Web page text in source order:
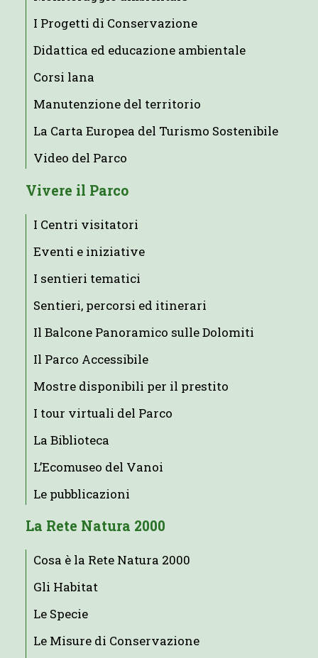
I Progetti di Conservazione
Didattica ed educazione ambientale
Corsi lana
Manutenzione del territorio
La Carta Europea del Turismo Sostenibile
Video del Parco
Vivere il Parco
I Centri visitatori
Eventi e iniziative
I sentieri tematici
Sentieri, percorsi ed itinerari
Il Balcone Panoramico sulle Dolomiti
Il Parco Accessibile
Mostre disponibili per il prestito
I tour virtuali del Parco
La Biblioteca
L’Ecomuseo del Vanoi
Le pubblicazioni
La Rete Natura 2000
Cosa è la Rete Natura 2000
Gli Habitat
Le Specie
Le Misure di Conservazione